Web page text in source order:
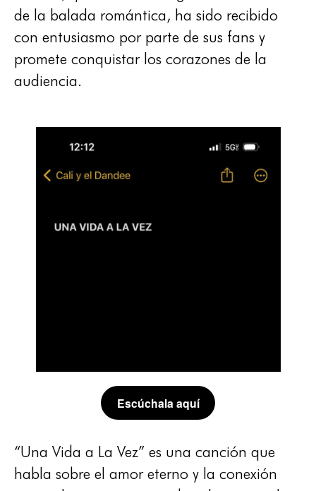
de la balada romántica, ha sido recibido
con entusiasmo por parte de sus fans y
promete conquistar los corazones de la
audiencia.
Escúchala aquí
“Una Vida a La Vez” es una canción que
habla sobre el amor eterno y la conexión